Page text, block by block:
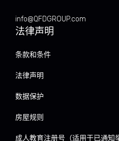
info@QFDGROUP.com
法律声明
条款和条件
法律声明
数据保护
房屋规则
成人教育注册号（适用于已通知